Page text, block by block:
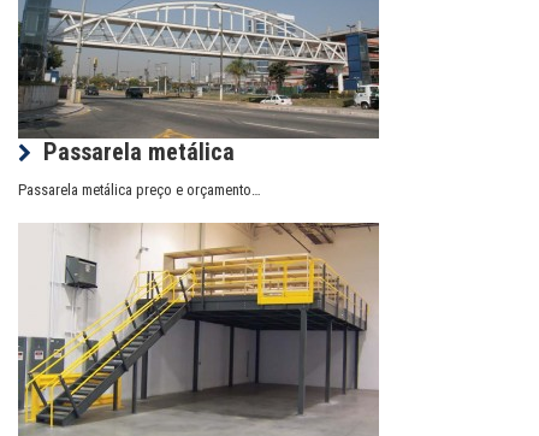
Passarela metálica
Passarela metálica preço e orçamento…